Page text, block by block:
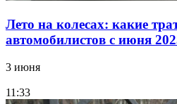
Лето на колесах: какие
автомобилистов с июня
3 июня
11:33